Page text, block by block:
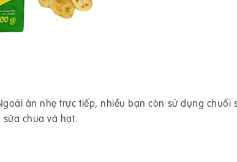
ăn nhẹ trực tiếp, nhiều bạn còn sử dụng chuối
chua và hạt.